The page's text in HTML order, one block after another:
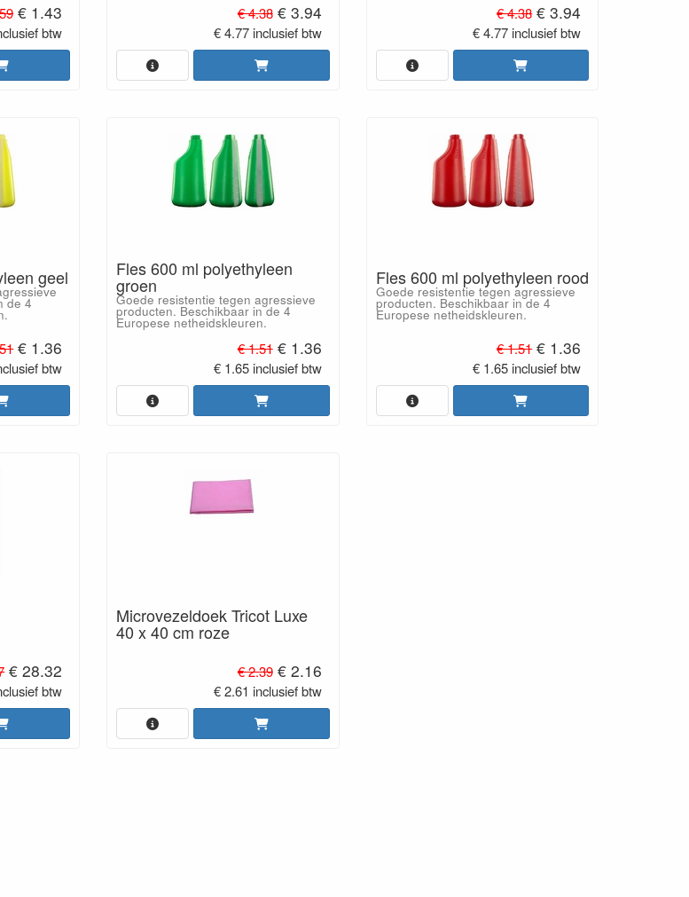
€ 1.43
btw
€ 4.38€ 3.94
€ 4.77 inclusief btw
€ 4.38€ 3.94
€ 4.77 inclusief btw
geel
de 4
€ 1.36
btw
Fles 600 ml polyethyleen
groen
Goede resistentie tegen agressieve
producten. Beschikbaar in de 4
Europese netheidskleuren.
€ 1.51€ 1.36
€ 1.65 inclusief btw
Fles 600 ml polyethyleen rood
Goede resistentie tegen agressieve
producten. Beschikbaar in de 4
Europese netheidskleuren.
€ 1.51€ 1.36
€ 1.65 inclusief btw
€ 28.32
btw
Microvezeldoek Tricot Luxe
40 x 40 cm roze
€ 2.39€ 2.16
€ 2.61 inclusief btw